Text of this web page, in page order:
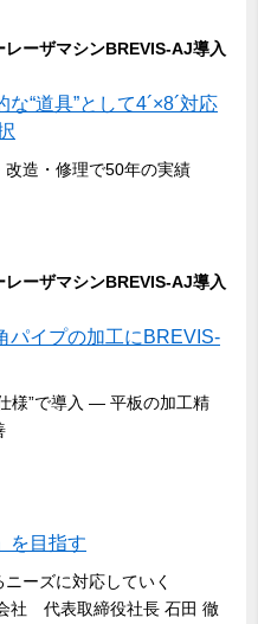
レーザマシンBREVIS-AJ導入
“道具”として4´×8´対応
造・修理で50年の実績
レーザマシンBREVIS-AJ導入
パイプの加工にBREVIS-
様”で導入 ― 平板の加工精
を目指す
ーズに対応していく
社 代表取締役社長 石田 徹